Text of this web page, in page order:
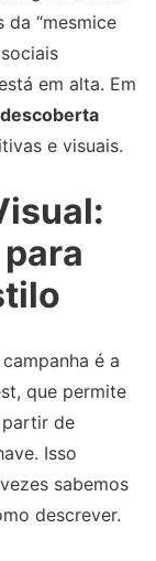
“mesmice
em alta. Em
descoberta
e visuais.
é a
que permite
partir de
Isso
sabemos
descrever.